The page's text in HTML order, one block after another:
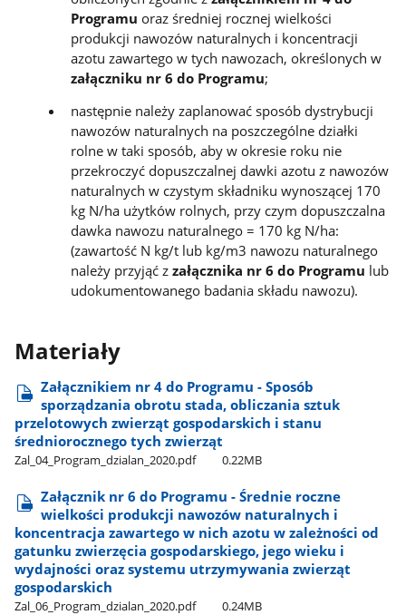
Programu oraz średniej rocznej wielkości
produkcji nawozów naturalnych i koncentracji
azotu zawartego w tych nawozach, określonych w
załączniku nr 6 do Programu;
następnie należy zaplanować sposób dystrybucji
nawozów naturalnych na poszczególne działki
rolne w taki sposób, aby w okresie roku nie
przekroczyć dopuszczalnej dawki azotu z nawozów
naturalnych w czystym składniku wynoszącej 170
kg N/ha użytków rolnych, przy czym dopuszczalna
dawka nawozu naturalnego = 170 kg N/ha:
(zawartość N kg/t lub kg/m3 nawozu naturalnego
należy przyjąć zzałącznika nr 6 do Programu lub
udokumentowanego badania składu nawozu).
Materiały
Załącznikiem nr 4 do Programu - Sposób
sporządzania obrotu stada, obliczania sztuk
przelotowych zwierząt gospodarskich i stanu
średniorocznego tych zwierząt
Zal​_04​_Program​_dzialan​_2020.pdf 0.22MB
Załącznik nr 6 do Programu - Średnie roczne
wielkości produkcji nawozów naturalnych i
koncentracja zawartego w nich azotu w zależności od
gatunku zwierzęcia gospodarskiego, jego wieku i
wydajności oraz systemu utrzymywania zwierząt
gospodarskich
Zal​_06​_Program​_dzialan​_2020.pdf 0.24MB